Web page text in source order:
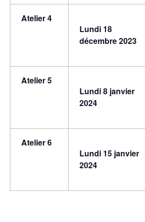
Atelier 4
Lundi 18
décembre 2023
Atelier 5
Lundi 8 janvier
2024
Atelier 6
Lundi 15 janvier
2024